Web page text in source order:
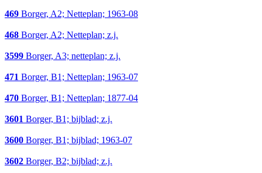
469 Borger, A2; Netteplan; 1963-08
468 Borger, A2; Netteplan; z.j.
3599 Borger, A3; netteplan; z.j.
471 Borger, B1; Netteplan; 1963-07
470 Borger, B1; Netteplan; 1877-04
3601 Borger, B1; bijblad; z.j.
3600 Borger, B1; bijblad; 1963-07
3602 Borger, B2; bijblad; z.j.